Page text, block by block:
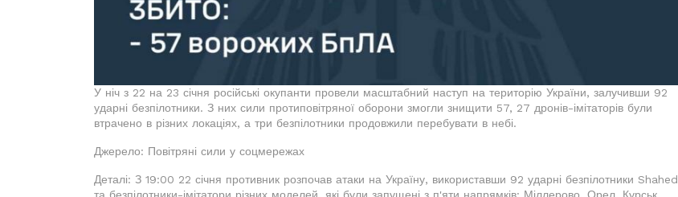
У ніч з 22 на 23 січня російські окупанти провели масштабний наступ на територію України, залучивши 92
ударні безпілотники. З них сили протиповітряної оборони змогли знищити 57, 27 дронів-імітаторів були
втрачено в різних локаціях, а три безпілотники продовжили перебувати в небі.
Джерело: Повітряні сили у соцмережах
Деталі: З 19:00 22 січня противник розпочав атаки на Україну, використавши 92 ударні безпілотники Shahed
та безпілотники-імітатори різних моделей, які були запущені з п'яти напрямків: Міллерово, Орел, Курськ,